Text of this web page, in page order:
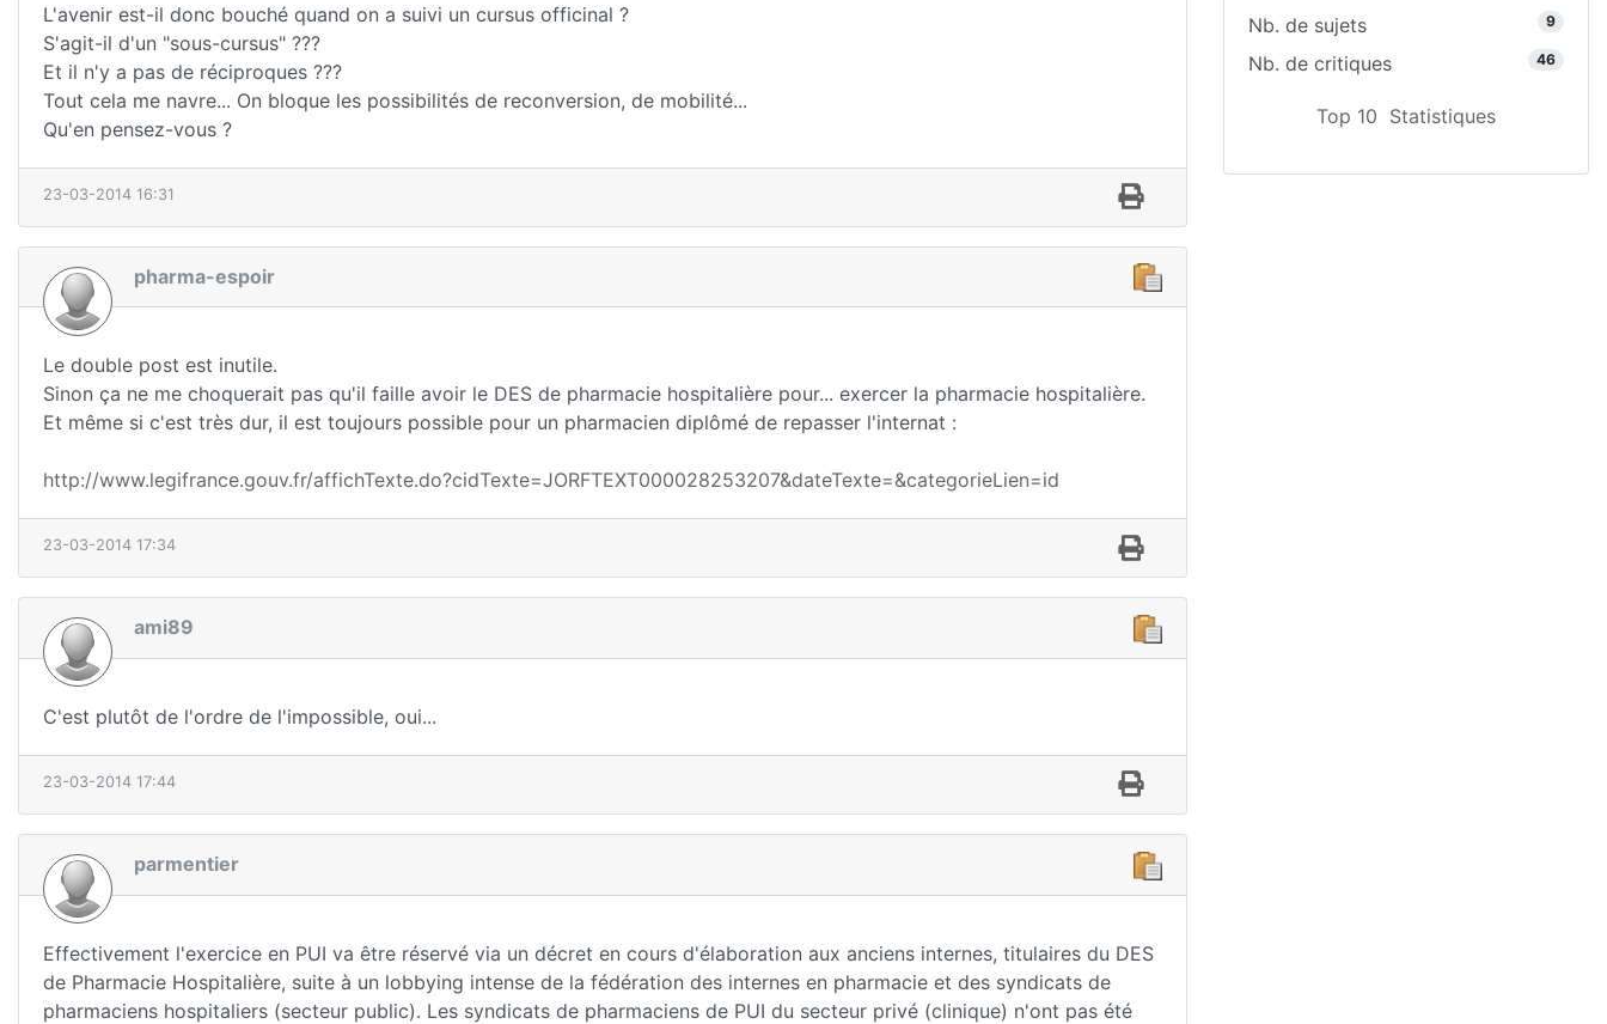
L'avenir est-il donc bouché quand on a suivi un cursus officinal ?
S'agit-il d'un "sous-cursus" ???
Et il n'y a pas de réciproques ???
Tout cela me navre... On bloque les possibilités de reconversion, de mobilité...
Qu'en pensez-vous ?
23-03-2014 16:31
pharma-espoir
Le double post est inutile.
Sinon ça ne me choquerait pas qu'il faille avoir le DES de pharmacie hospitalière pour... exercer la pharmacie hospitalière.
Et même si c'est très dur, il est toujours possible pour un pharmacien diplômé de repasser l'internat :
http://www.legifrance.gouv.fr/affichTexte.do?cidTexte=JORFTEXT000028253207&dateTexte=&categorieLien=id
23-03-2014 17:34
ami89
C'est plutôt de l'ordre de l'impossible, oui...
23-03-2014 17:44
parmentier
Effectivement l'exercice en PUI va être réservé via un décret en cours d'élaboration aux anciens internes, titulaires du DES
de Pharmacie Hospitalière, suite à un lobbying intense de la fédération des internes en pharmacie et des syndicats de
pharmaciens hospitaliers (secteur public). Les syndicats de pharmaciens de PUI du secteur privé (clinique) n'ont pas été
Nb. de sujets 9
Nb. de critiques 46
Top 10 Statistiques